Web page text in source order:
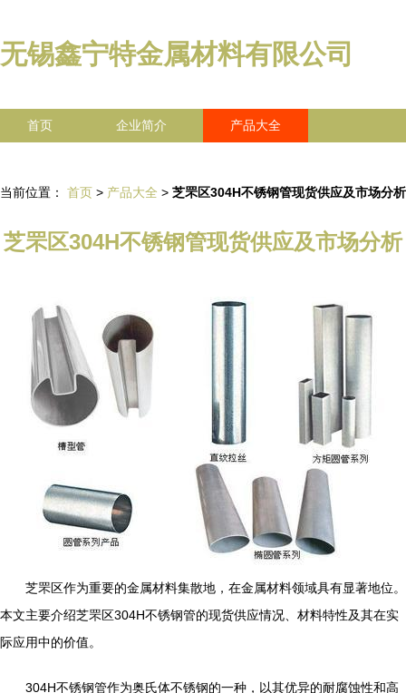
无锡鑫宁特金属材料有限公司
首页 企业简介 产品大全
当前位置： 首页 > 产品大全 > 芝罘区304H不锈钢管现货供应及市场分析
芝罘区304H不锈钢管现货供应及市场分析
芝罘区作为重要的金属材料集散地，在金属材料领域具有显著地位。
本文主要介绍芝罘区304H不锈钢管的现货供应情况、材料特性及其在实
际应用中的价值。
304H不锈钢管作为奥氏体不锈钢的一种，以其优异的耐腐蚀性和高